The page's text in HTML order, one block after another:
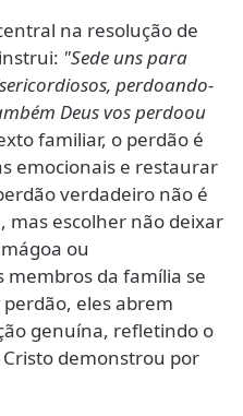
na resolução de
"Sede uns para
perdoando-
Deus vos perdoou
familiar, o perdão é
emocionais e restaurar
verdadeiro não é
mas escolher não deixar
ou
da família se
eles abrem
genuína, refletindo o
demonstrou por